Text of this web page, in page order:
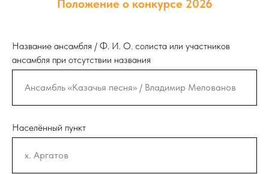
Положение о конкурсе 2026
Название ансамбля / Ф. И. О. солиста или участников
ансамбля при отсутствии названия
Населённый пункт